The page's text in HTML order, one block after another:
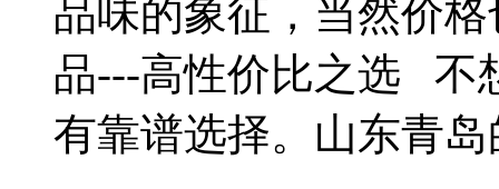
品味的象征，当然价
品---高性价比之选 不
有靠谱选择。山东青